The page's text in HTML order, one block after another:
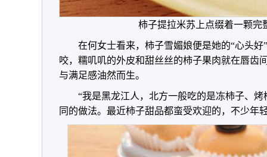
柿子提拉米苏上点缀着一颗完
在何女士看来，柿子雪媚娘便是她的“心头
咬，糯叽叽的外皮和甜丝丝的柿子果肉就在唇齿
与满足感油然而生。
“我是黑龙江人，北方一般吃的是冻柿子、
同的做法。最近柿子甜品都蛮受欢迎的，不少年